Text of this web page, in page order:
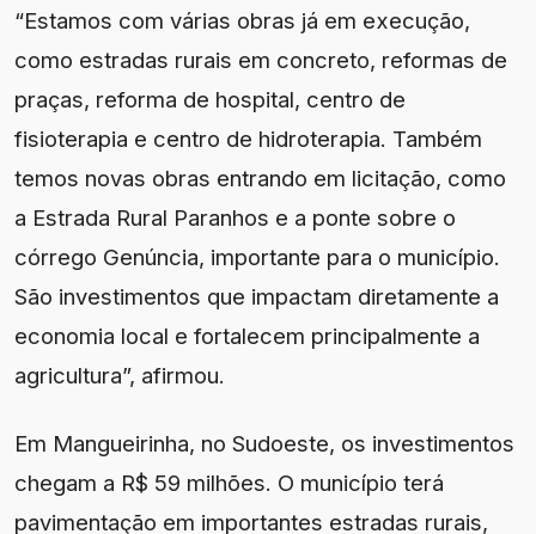
“Estamos com várias obras já em execução,
como estradas rurais em concreto, reformas de
praças, reforma de hospital, centro de
fisioterapia e centro de hidroterapia. Também
temos novas obras entrando em licitação, como
a Estrada Rural Paranhos e a ponte sobre o
córrego Genúncia, importante para o município.
São investimentos que impactam diretamente a
economia local e fortalecem principalmente a
agricultura”, afirmou.
Em Mangueirinha, no Sudoeste, os investimentos
chegam a R$ 59 milhões. O município terá
pavimentação em importantes estradas rurais,